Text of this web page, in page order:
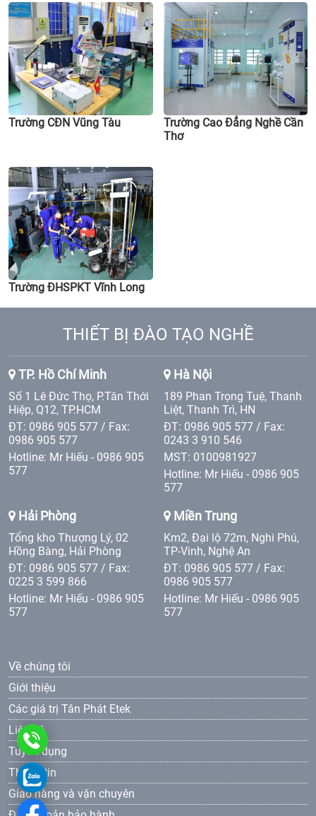
Trường CĐN Vũng Tàu
Trường Cao Đẳng Nghề Cần
Thơ
Trường ĐHSPKT Vĩnh Long
THIẾT BỊ ĐÀO TẠO NGHỀ
TP. Hồ Chí Minh
Số 1 Lê Đức Thọ, P.Tân Thới
Hiệp, Q12, TP.HCM
ĐT: 0986 905 577 / Fax:
0986 905 577
Hotline: Mr Hiếu - 0986 905
577
Hà Nội
189 Phan Trọng Tuệ, Thanh
Liệt, Thanh Trì, HN
ĐT: 0986 905 577 / Fax:
0243 3 910 546
MST: 0100981927
Hotline: Mr Hiếu - 0986 905
577
Hải Phòng
Tổng kho Thượng Lý, 02
Hồng Bàng, Hải Phòng
ĐT: 0986 905 577 / Fax:
0225 3 599 866
Hotline: Mr Hiếu - 0986 905
577
Miền Trung
Km2, Đại lộ 72m, Nghi Phú,
TP-Vinh, Nghệ An
ĐT: 0986 905 577 / Fax:
0986 905 577
Hotline: Mr Hiếu - 0986 905
577
Về chúng tôi
Giới thiệu
Các giá trị Tân Phát Etek
Liên hệ
Tuyển dụng
Thông tin
Giao hàng và vận chuyên
0986
905
577
0986
905